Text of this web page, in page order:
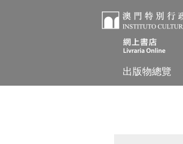
出版物總覽